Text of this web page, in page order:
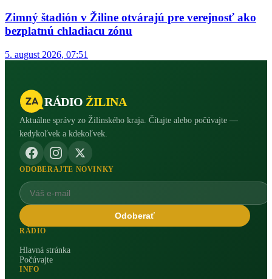
Zimný štadión v Žiline otvárajú pre verejnosť ako
bezplatnú chladiacu zónu
5. august 2026, 07:51
RÁDIO ŽILINA
Aktuálne správy zo Žilinského kraja. Čítajte alebo počúvajte —
kedykoľvek a kdekoľvek.
ODOBERAJTE NOVINKY
Odoberať
RÁDIO
Hlavná stránka
Počúvajte
INFO